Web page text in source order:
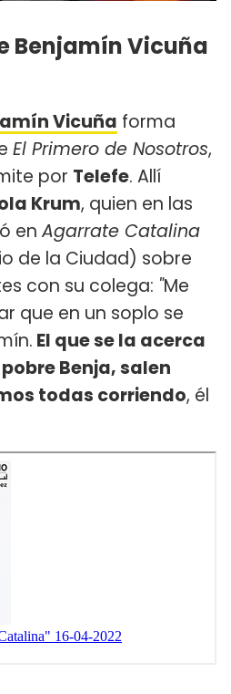
Benjamín Vicuña
Vicuña forma
El Primero de Nosotros,
por Telefe. Allí
Krum, quien en las
enAgarrate Catalina
de la Ciudad) sobre
con su colega: "Me
que en un soplo se
El que se la acerca
Benja, salen
todas corriendo, él